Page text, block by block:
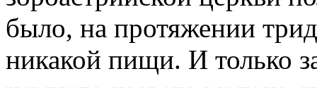
было, на протяжении
никакой пищи. И только